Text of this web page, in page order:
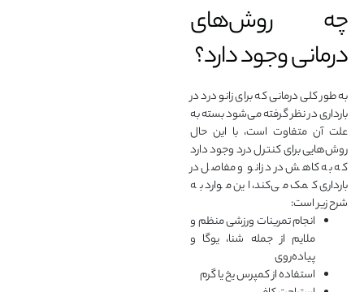
چه روش‌های
درمانی وجود دارد؟
به طور کلی درمانی که برای زانو درد در
بارداری در نظر گرفته می‌شود بسته به
علت آن متفاوت است، با این حال
روش‌هایی برای کنترل درد وجود دارد
که به کاهش درد زانو و مفاصل در
بارداری کمک می‌کند، این موارد به
شرح زیر است:
انجام تمرینات ورزشی منظم و
ملایم از جمله شنا، یوگا و
پیاده‌روی
استفاده از کمپرس یخ یا گرم